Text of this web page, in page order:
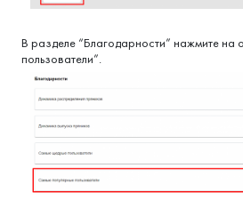
В разделе “Благодарности” нажмите на
пользователи”.